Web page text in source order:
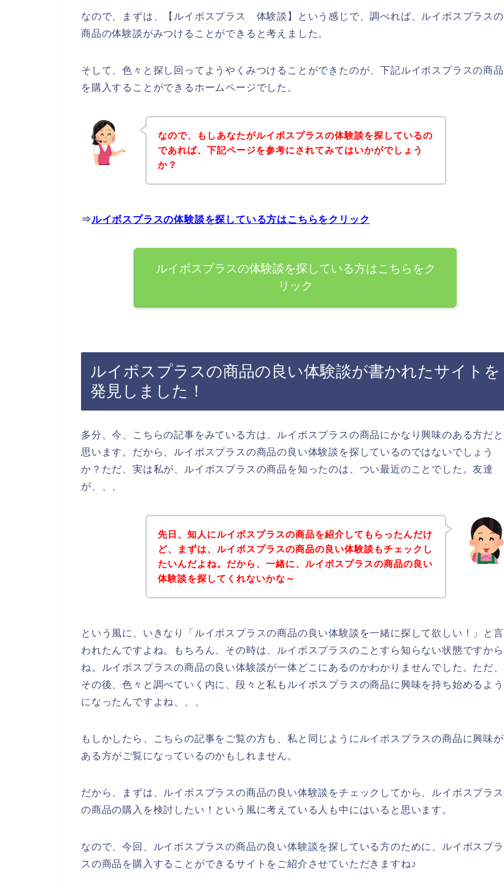
なので、まずは、【ルイボスプラス 体験談】という感じで、調べれば、ルイボスプラスの
商品の体験談がみつけることができると考えました。
そして、色々と探し回ってようやくみつけることができたのが、下記ルイボスプラスの商品
を購入することができるホームページでした。
なので、もしあなたがルイボスプラスの体験談を探しているの
であれば、下記ページを参考にされてみてはいかがでしょう
か？
⇒ルイボスプラスの体験談を探している方はこちらをクリック
ルイボスプラスの体験談を探している方はこちらをク
リック
ルイボスプラスの商品の良い体験談が書かれたサイトを
発見しました！
多分、今、こちらの記事をみている方は、ルイボスプラスの商品にかなり興味のある方だと
思います。だから、ルイボスプラスの商品の良い体験談を探しているのではないでしょう
か？ただ、実は私が、ルイボスプラスの商品を知ったのは、つい最近のことでした。友達
が、、、
先日、知人にルイボスプラスの商品を紹介してもらったんだけ
ど、まずは、ルイボスプラスの商品の良い体験談もチェックし
たいんだよね。だから、一緒に、ルイボスプラスの商品の良い
体験談を探してくれないかな～
という風に、いきなり「ルイボスプラスの商品の良い体験談を一緒に探して欲しい！」と言
われたんですよね。もちろん、その時は、ルイボスプラスのことすら知らない状態ですから
ね。ルイボスプラスの商品の良い体験談が一体どこにあるのかわかりませんでした。ただ、
その後、色々と調べていく内に、段々と私もルイボスプラスの商品に興味を持ち始めるよう
になったんですよね、、、
もしかしたら、こちらの記事をご覧の方も、私と同じようにルイボスプラスの商品に興味が
ある方がご覧になっているのかもしれません。
だから、まずは、ルイボスプラスの商品の良い体験談をチェックしてから、ルイボスプラス
の商品の購入を検討したい！という風に考えている人も中にはいると思います。
なので、今回、ルイボスプラスの商品の良い体験談を探している方のために、ルイボスプラ
スの商品を購入することができるサイトをご紹介させていただきますね♪